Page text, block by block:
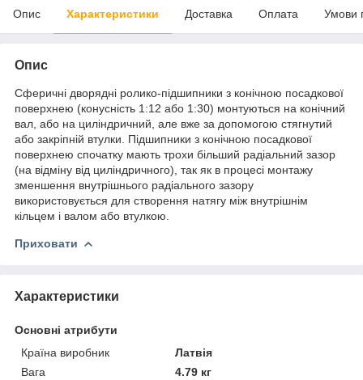
Опис Характеристики Доставка Оплата Умови
Опис
Сферичні дворядні ролико-підшипники з конічною посадкової
поверхнею (конусність 1:12 або 1:30) монтуються на конічний
вал, або на циліндричний, але вже за допомогою стягнутий
або закріпній втулки. Підшипники з конічною посадкової
поверхнею спочатку мають трохи більший радіальний зазор
(на відміну від циліндричного), так як в процесі монтажу
зменшення внутрішнього радіального зазору
використовується для створення натягу між внутрішнім
кільцем і валом або втулкою.
Приховати
Характеристики
Основні атрибути
Країна виробник
Латвія
Вага
4.79 кг